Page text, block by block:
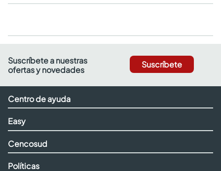
Suscríbete a nuestras
ofertas y novedades
Suscríbete
Centro de ayuda
Easy
Cencosud
Políticas